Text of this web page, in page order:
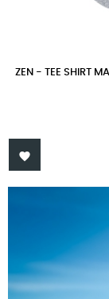
ZEN - TEE SHIRT
